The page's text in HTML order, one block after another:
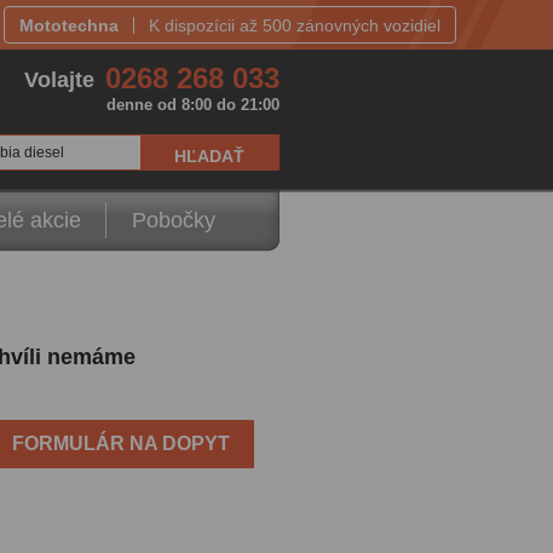
Mototechna K dispozícii až 500 zánovných vozidiel
diesel
nemáme
FORMULÁR NA DOPYT
akcie Pobočky
Volajte 0268 268 033
denne od 8:00 do 21:00